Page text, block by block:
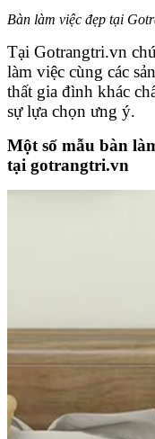
Bàn làm việc đẹp tại
Tại Gotrangtri.vn
làm việc cùng các
thất gia đình khác
sự lựa chọn ưng ý.
Một số mẫu bàn
tại gotrangtri.vn